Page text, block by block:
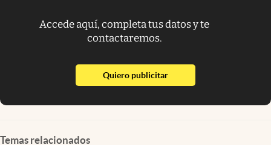
Accede aquí, completa tus datos y te
contactaremos.
Quiero publicitarabre en nueva pestaña
Temas relacionados